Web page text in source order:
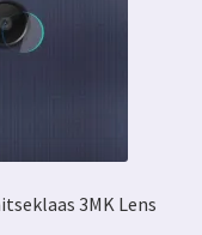
3MK Lens